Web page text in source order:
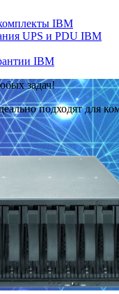
IBM
UPS и PDU IBM
IBM
задач!
подходят для